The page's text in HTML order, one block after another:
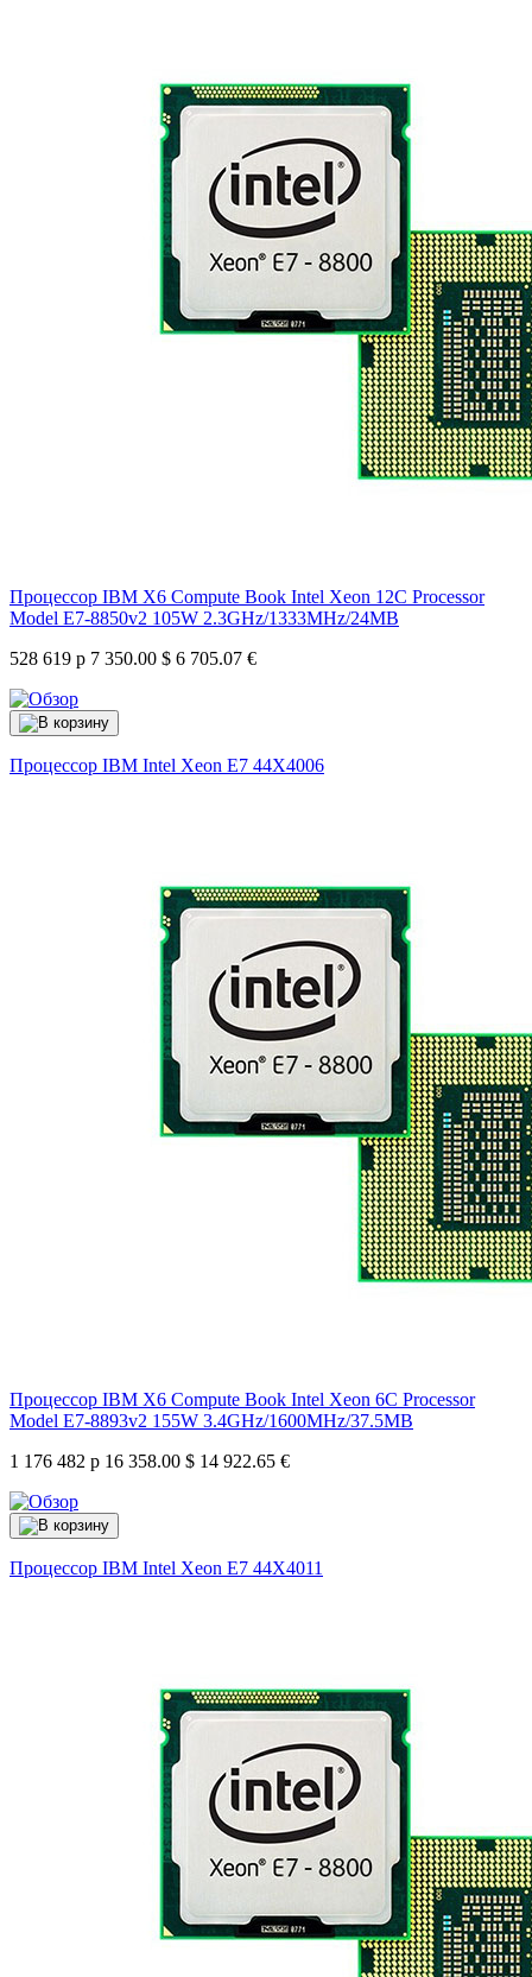
Процессор IBM X6 Compute Book Intel Xeon 12C Processor
Model E7-8850v2 105W 2.3GHz/1333MHz/24MB
528 619 р 7 350.00 $ 6 705.07 €
Процессор IBM Intel Xeon E7 44X4006
Процессор IBM X6 Compute Book Intel Xeon 6C Processor
Model E7-8893v2 155W 3.4GHz/1600MHz/37.5MB
1 176 482 р 16 358.00 $ 14 922.65 €
Процессор IBM Intel Xeon E7 44X4011